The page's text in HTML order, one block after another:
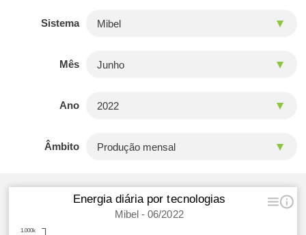
Sistema
Mês
Ano
Âmbito
Energia diária por tecnologias
Mibel - 06/2022
1.000k